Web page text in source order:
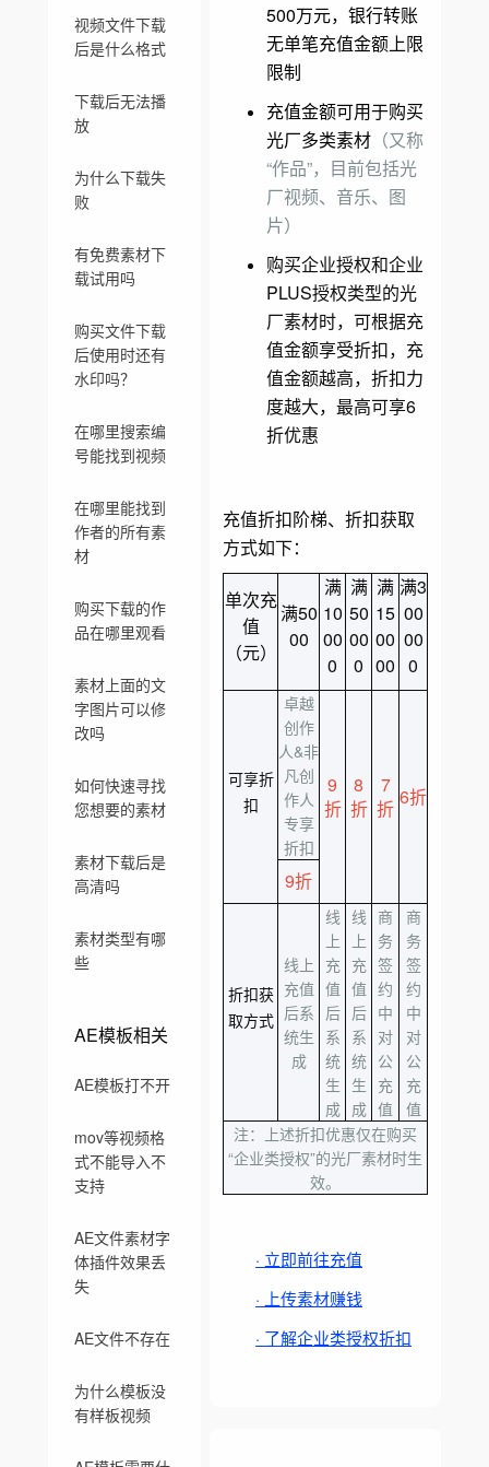
视频文件下载
后是什么格式
下载后无法播
放
为什么下载失
败
有免费素材下
载试用吗
购买文件下载
后使用时还有
水印吗？
在哪里搜索编
号能找到视频
在哪里能找到
作者的所有素
材
购买下载的作
品在哪里观看
素材上面的文
字图片可以修
改吗
如何快速寻找
您想要的素材
素材下载后是
高清吗
素材类型有哪
些
AE模板相关
AE模板打不开
mov等视频格
式不能导入不
支持
AE文件素材字
体插件效果丢
失
AE文件不存在
为什么模板没
有样板视频
500万元，银行转账
无单笔充值金额上限
限制
充值金额可用于购买
光厂多类素材 （又称
“作品”，目前包括光
厂视频、音乐、图
片）
购买企业授权和企业
PLUS授权类型的光
厂素材时，可根据充
值金额享受折扣，充
值金额越高，折扣力
度越大，最高可享6
折优惠
充值折扣阶梯、折扣获取
方式如下：
注：上述折扣优惠仅在购买
“企业类授权”的光厂素材时生
效。
单次充
值
（元）
满50
00
满
10
00
0
满
50
00
0
满
15
00
00
满3
00
00
0
可享折
扣
卓越
创作
人&非
凡创
作人
专享
折扣
9
折
8
折
7
折 6折
9折
折扣获
取方式
线上
充值
后系
统生
成
线
上
充
值
后
系
统
生
成
线
上
充
值
后
系
统
生
成
商
务
签
约
中
对
公
充
值
商
务
签
约
中
对
公
充
值
· 立即前往充值
· 上传素材赚钱
· 了解企业类授权折扣